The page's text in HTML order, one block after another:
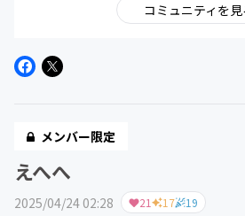
コミュニティを見
メンバー限定
えへへ
2025/04/24 02:28 21 17 19